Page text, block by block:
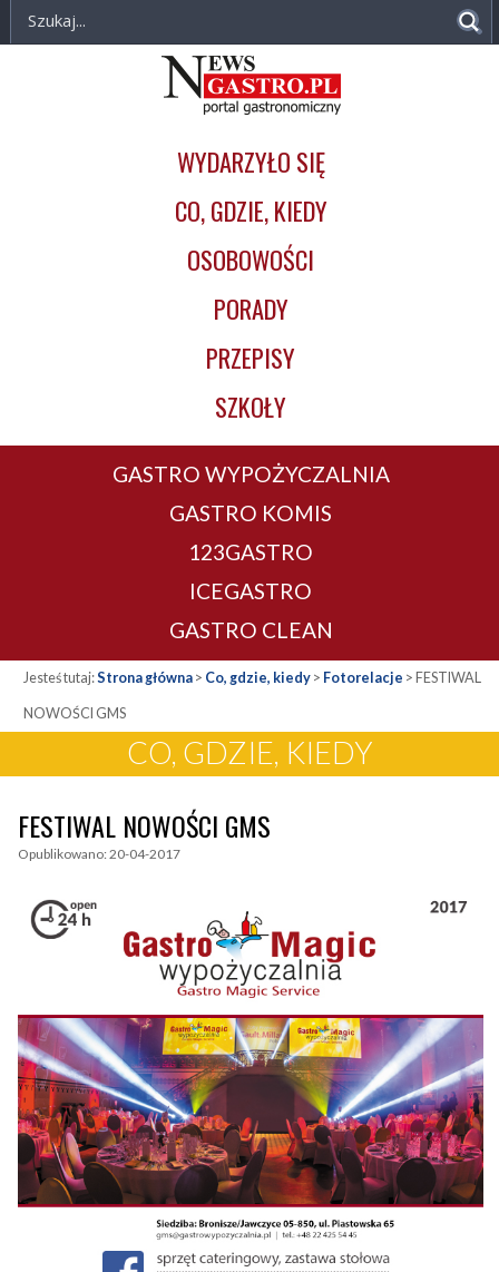
Przejdź do treści
NewsGastro.pl
gastronomiczny
WYDARZYŁO SIĘ
CO, GDZIE, KIEDY
OSOBOWOŚCI
PORADY
PRZEPISY
SZKOŁY
GASTRO WYPOŻYCZALNIA
GASTRO KOMIS
123GASTRO
ICEGASTRO
GASTRO CLEAN
Jesteś tutaj:Strona główna> Co, gdzie, kiedy> Fotorelacje > FESTIWAL
NOWOŚCI GMS
CO, GDZIE, KIEDY
FESTIWAL NOWOŚCI GMS
Opublikowano: 20-04-2017